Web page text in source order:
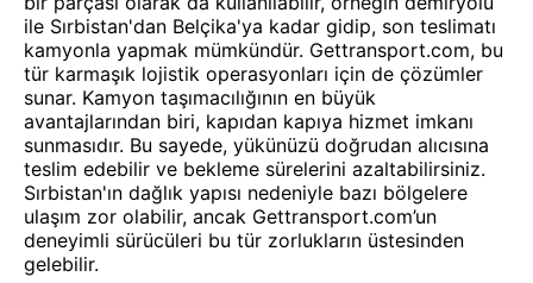
ile Sırbistan'dan Belçika'ya kadar gidip, son teslimatı
kamyonla yapmak mümkündür. Gettransport.com, bu
tür karmaşık lojistik operasyonları için de çözümler
sunar. Kamyon taşımacılığının en büyük
avantajlarından biri, kapıdan kapıya hizmet imkanı
sunmasıdır. Bu sayede, yükünüzü doğrudan alıcısına
teslim edebilir ve bekleme sürelerini azaltabilirsiniz.
Sırbistan'ın dağlık yapısı nedeniyle bazı bölgelere
ulaşım zor olabilir, ancak Gettransport.com’un
deneyimli sürücüleri bu tür zorlukların üstesinden
gelebilir.